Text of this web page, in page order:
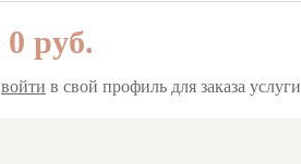
0 руб.
войти в свой профиль для заказа услуги